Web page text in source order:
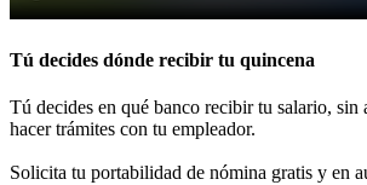
Tú decides dónde recibir tu quincena
Tú decides en qué banco recibir tu salario, sin
hacer trámites con tu empleador.
Solicita tu portabilidad de nómina gratis y en